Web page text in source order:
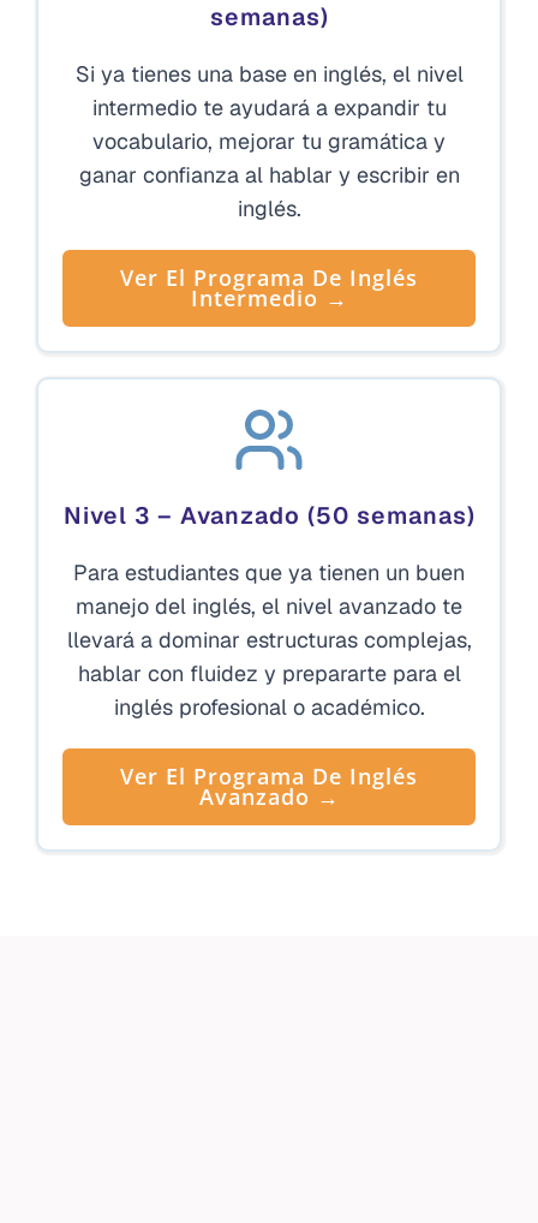
semanas)
Si ya tienes una base en inglés, el nivel
intermedio te ayudará a expandir tu
vocabulario, mejorar tu gramática y
ganar confianza al hablar y escribir en
inglés.
Ver El Programa De Inglés
Intermedio →
Nivel 3 – Avanzado (50 semanas)
Para estudiantes que ya tienen un buen
manejo del inglés, el nivel avanzado te
llevará a dominar estructuras complejas,
hablar con fluidez y prepararte para el
inglés profesional o académico.
Ver El Programa De Inglés
Avanzado →